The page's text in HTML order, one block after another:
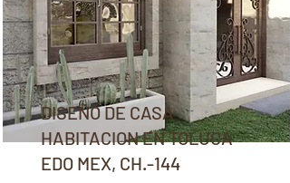
DISEÑO DE CASA
HABITACION EN TOLUCA
EDO MEX, CH.-144